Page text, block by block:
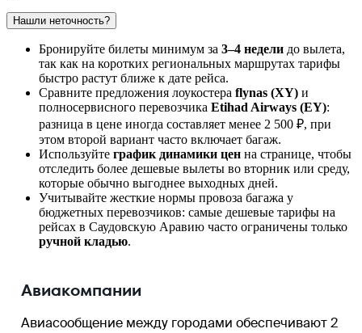
Нашли неточность?
Бронируйте билеты минимум за 3–4 недели до вылета,
так как на коротких региональных маршрутах тарифы
быстро растут ближе к дате рейса.
Сравните предложения лоукостера flynas (XY) и
полносервисного перевозчика Etihad Airways (EY):
разница в цене иногда составляет менее 2 500 ₽, при
этом второй вариант часто включает багаж.
Используйте график динамики цен на странице, чтобы
отследить более дешевые вылеты во вторник или среду,
которые обычно выгоднее выходных дней.
Учитывайте жесткие нормы провоза багажа у
бюджетных перевозчиков: самые дешевые тарифы на
рейсах в Саудовскую Аравию часто ограничены только
ручной кладью.
Авиакомпании
Авиасообщение между городами обеспечивают 2